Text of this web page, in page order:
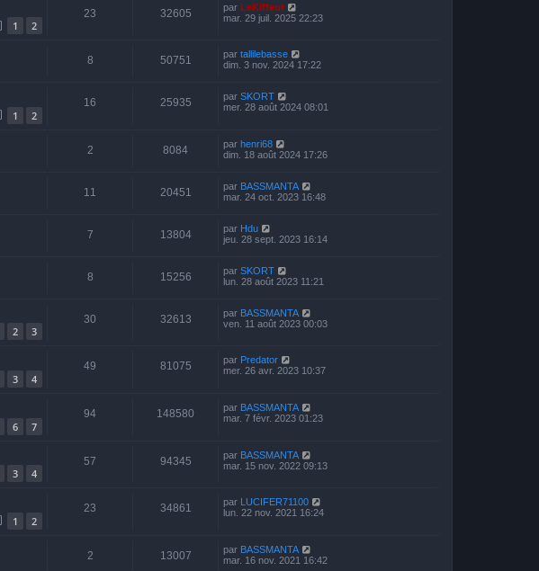
1 2
23 32605 par LeKiffeur
mar. 29 juil. 2025 22:23
8 50751 par tallilebasse
dim. 3 nov. 2024 17:22
1 2
16 25935 par SKORT
mer. 28 août 2024 08:01
2 8084 par henri68
dim. 18 août 2024 17:26
11 20451 par BASSMANTA
mar. 24 oct. 2023 16:48
7 13804 par Hdu
jeu. 28 sept. 2023 16:14
8 15256 par SKORT
lun. 28 août 2023 11:21
2 3
30 32613 par BASSMANTA
ven. 11 août 2023 00:03
3 4
49 81075 par Predator
mer. 26 avr. 2023 10:37
6 7
94 148580 par BASSMANTA
mar. 7 févr. 2023 01:23
3 4
57 94345 par BASSMANTA
mar. 15 nov. 2022 09:13
1 2
23 34861 par LUCIFER71100
lun. 22 nov. 2021 16:24
2 13007 par BASSMANTA
mar. 16 nov. 2021 16:42